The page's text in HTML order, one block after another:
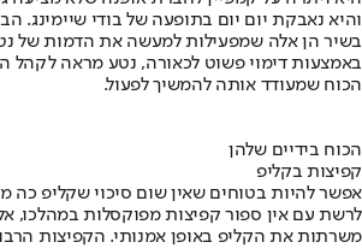
והיא נאבקת יום יום בתופעה של בודי שיימינג.
בשיר הן אלה שמפעילות למעשה את הדמות של
באמצעות דימוי פשוט לכאורה, נטע מראה לקהל
הכוח שמעודד אותה להמשיך לפעול.
הכוח בידיים שלהן
קפיצות בקליפ
אפשר להיות בטוחים שאין שום סיכוי שקליפ כה
לרשת עם אין ספור קפיצות מפוקסלות במהלכו,
משרתות את הקליפ באופן אמנותי. הקפיצות